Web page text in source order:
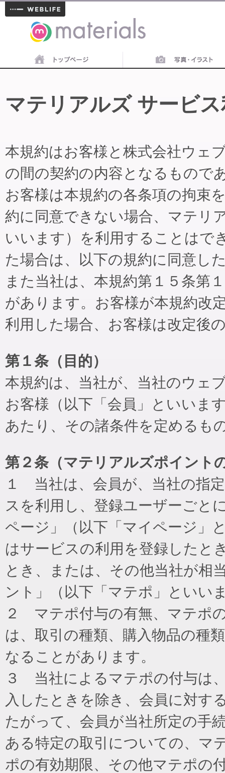
materials
マテリアルズ サービ
本規約はお客様と株式会社ウェ
の間の契約の内容となるもので
お客様は本規約の各条項の拘束
約に同意できない場合、マテリ
いいます）を利用することはで
た場合は、以下の規約に同意し
また当社は、本規約第１５条第
があります。お客様が本規約改
利用した場合、お客様は改定後
第１条（目的）
本規約は、当社が、当社のウェ
お客様（以下「会員」といいま
あたり、その諸条件を定めるも
第２条（マテリアルズポイント
１ 当社は、会員が、当社の指
スを利用し、登録ユーザーごと
ページ」（以下「マイページ」
はサービスの利用を登録したと
とき、または、その他当社が相
ント」（以下「マテポ」といい
２ マテポ付与の有無、マテポ
は、取引の種類、購入物品の種
なることがあります。
３ 当社によるマテポの付与は
入したときを除き、会員に対す
たがって、会員が当社所定の手
ある特定の取引についての、マ
ポの有効期限、その他マテポの